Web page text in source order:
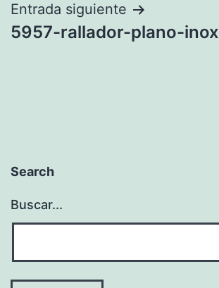
Entrada siguiente
5957-rallador-plano-inox
Search
Buscar...